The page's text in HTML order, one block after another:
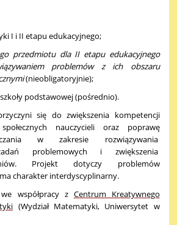
I i II etapu edukacyjnego;
przedmiotu dla II etapu edukacyjnego
problemów z ich obszaru
(nieobligatoryjnie);
podstawowej (pośrednio).
się do zwiększenia kompetencji
nauczycieli oraz poprawę
w zakresie rozwiązywania
problemowych i zwiększenia
Projekt dotyczy problemów
charakter interdyscyplinarny.
współpracy z Centrum Kreatywnego
(Wydział Matematyki, Uniwersytet w